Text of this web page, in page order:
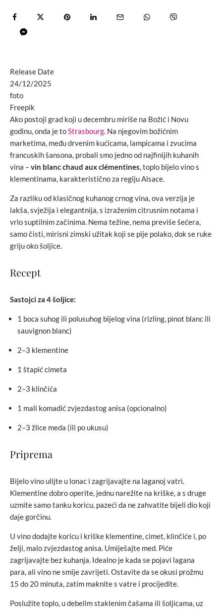
Release Date
24/12/2025
foto
Freepik
Ako postoji grad koji u decembru miriše na Božić i Novu
godinu, onda je toStrasbourg. Na njegovim božićnim
marketima, među drvenim kućicama, lampicama i zvucima
francuskih šansona, probali smo jedno od najfinijih kuhanih
vina –vin blanc chaud aux clémentines, toplo bijelo vino s
klementinama, karakteristično za regiju Alsace.
Za razliku od klasičnog kuhanog crnog vina, ova verzija je
lakša, svježija i elegantnija, s izraženim citrusnim notama i
vrlo suptilnim začinima. Nema težine, nema previše šećera,
samo čisti, mirisni zimski užitak koji se pije polako, dok se ruke
griju oko šoljice.
Recept
Sastojci za 4 šoljice:
1 boca suhog ili polusuhog bijelog vina (rizling, pinot blanc ili
sauvignon blanc)
2–3 klementine
1 štapić cimeta
2–3 klinčića
1 mali komadić zvjezdastog anisa (opcionalno)
2–3 žlice meda (ili po ukusu)
Priprema
Bijelo vino ulijte u lonac i zagrijavajte na laganoj vatri.
Klementine dobro operite, jednu narežite na kriške, a s druge
uzmite samo tanku koricu, pazeći da ne zahvatite bijeli dio koji
daje gorčinu.
U vino dodajte koricu i kriške klementine, cimet, klinčiće i, po
želji, malo zvjezdastog anisa. Umiješajte med. Piće
zagrijavajte bez kuhanja. Idealno je kada se pojavi lagana
para, ali vino ne smije zavrijeti. Ostavite da se okusi prožmu
15 do 20 minuta, zatim maknite s vatre i procijedite.
Poslužite toplo, u debelim staklenim čašama ili šoljicama, uz